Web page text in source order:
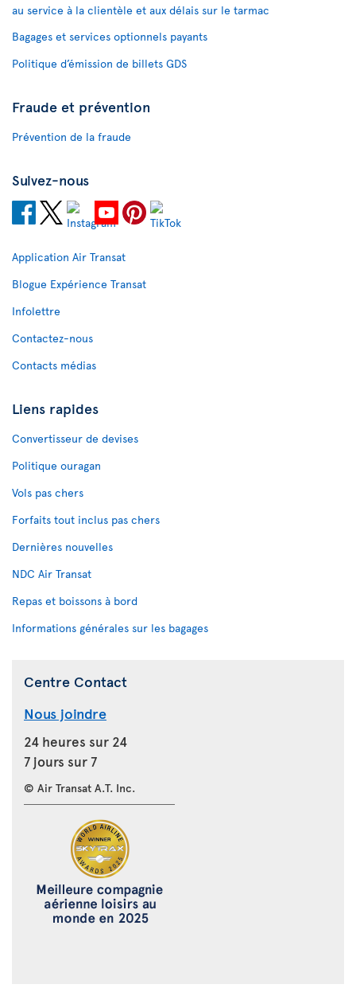
au service à la clientèle et aux délais sur le tarmac
Bagages et services optionnels payants
Politique d’émission de billets GDS
Fraude et prévention
Prévention de la fraude
Suivez-nous
Application Air Transat
Blogue Expérience Transat
Infolettre
Contactez-nous
Contacts médias
Liens rapides
Convertisseur de devises
Politique ouragan
Vols pas chers
Forfaits tout inclus pas chers
Dernières nouvelles
NDC Air Transat
Repas et boissons à bord
Informations générales sur les bagages
Centre Contact
Nous joindre
24 heures sur 24
7 jours sur 7
© Air Transat A.T. Inc.